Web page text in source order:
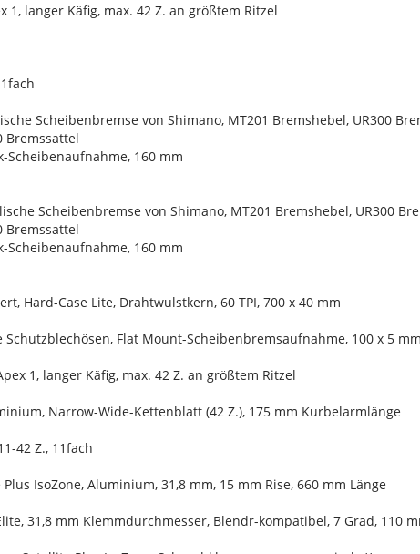
1, langer Käfig, max. 42 Z. an größtem Ritzel
Scheibenbremse von Shimano, MT201 Bremshebel, UR300
Bremssattel
Scheibenaufnahme, 160 mm
Scheibenbremse von Shimano, MT201 Bremshebel, UR300
Bremssattel
Scheibenaufnahme, 160 mm
Hard-Case Lite, Drahtwulstkern, 60 TPI, 700 x 40 mm
Schutzblechösen, Flat Mount-Scheibenbremsaufnahme, 100 x 5
1, langer Käfig, max. 42 Z. an größtem Ritzel
Narrow-Wide-Kettenblatt (42 Z.), 175 mm Kurbelarmlänge
42 Z., 11fach
IsoZone, Aluminium, 31,8 mm, 15 mm Rise, 660 mm Länge
31,8 mm Klemmdurchmesser, Blendr-kompatibel, 7 Grad, 110